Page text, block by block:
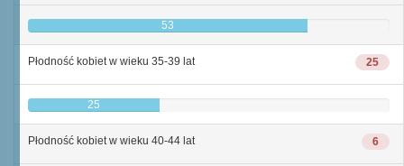
53
25
Płodność kobiet w wieku 35-39 lat
25
6
Płodność kobiet w wieku 40-44 lat